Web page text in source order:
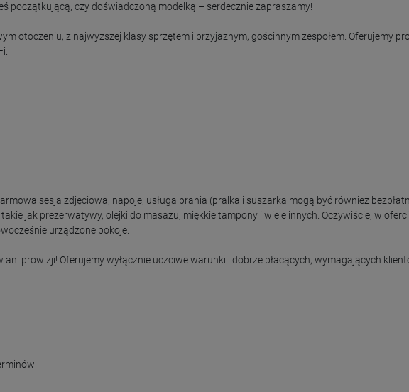
początkującą, czy doświadczoną modelką – serdecznie zapraszamy!
otoczeniu, z najwyższej klasy sprzętem i przyjaznym, gościnnym zespołem. Oferujemy
sesja zdjęciowa, napoje, usługa prania (pralka i suszarka mogą być również
jak prezerwatywy, olejki do masażu, miękkie tampony i wiele innych. Oczywiście, w
urządzone pokoje.
prowizji! Oferujemy wyłącznie uczciwe warunki i dobrze płacących, wymagających